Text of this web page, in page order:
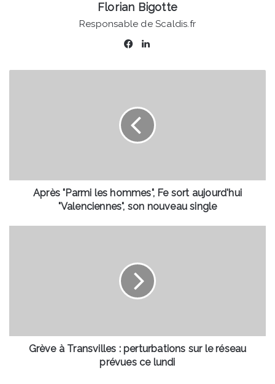
Florian Bigotte
Responsable de Scaldis.fr
Facebook
son
nouveauAprès "Parmi les hommes", Fe sort aujourd'hui
"Valenciennes", son nouveau single
prévues
Grève à Transvilles : perturbations sur le réseau
prévues ce lundi